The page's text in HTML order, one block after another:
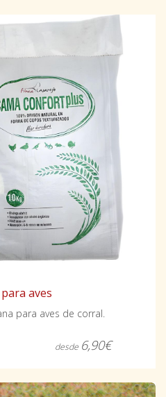
aves
para aves de corral.
desde 6,90€